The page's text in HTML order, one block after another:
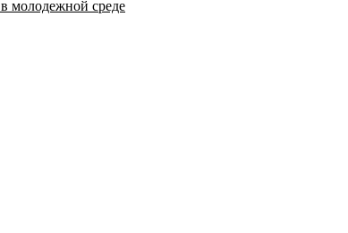
молодежной среде